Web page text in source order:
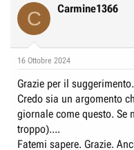
s
C Carmine1366
16 Ottobre 2024
Grazie per il
Credo sia un argomento
giornale come questo. Se
troppo)....
Fatemi sapere. Grazie.